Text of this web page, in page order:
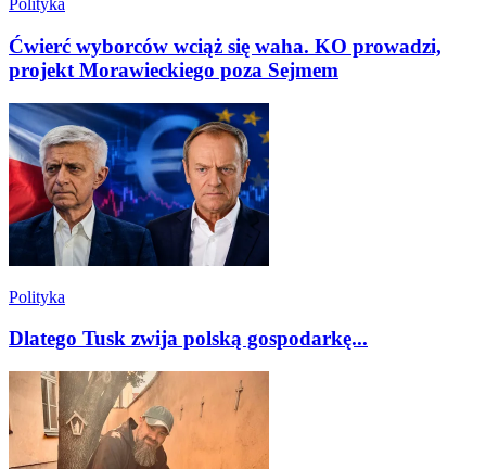
Polityka
Ćwierć wyborców wciąż się waha. KO prowadzi,
projekt Morawieckiego poza Sejmem
Polityka
Dlatego Tusk zwija polską gospodarkę...